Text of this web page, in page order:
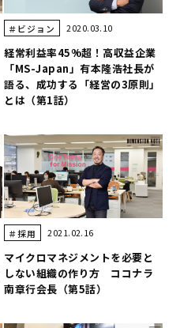
＃ビジョン 2020.03.10
経常利益率45%超！高収益企業
「MS-Japan」有本隆浩社長が
語る、成功する「経営の3原則」
とは（第1話）
＃採用 2021.02.16
マイクロマネジメントを必要と
しない組織の作り方 ココナラ
南章行会長（第5話）